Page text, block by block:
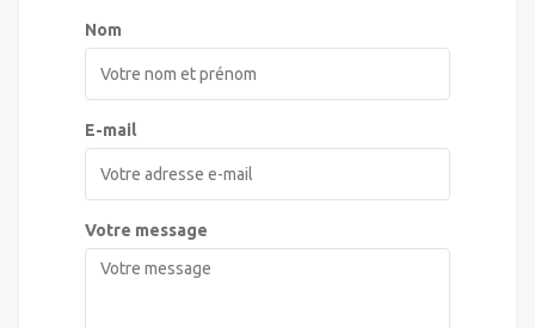
Nom
E-mail
Votre message